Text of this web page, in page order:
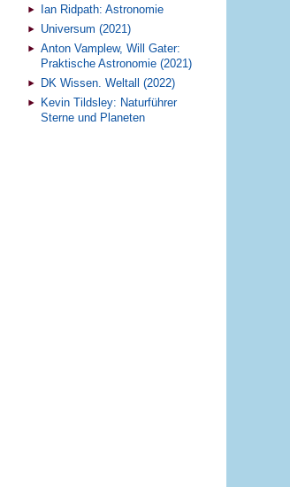
Ian Ridpath: Astronomie
Universum (2021)
Anton Vamplew, Will Gater:
Praktische Astronomie (2021)
DK Wissen. Weltall (2022)
Kevin Tildsley: Naturführer
Sterne und Planeten